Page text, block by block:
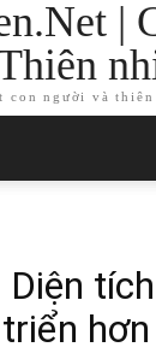
|
con người và thiên
Diện